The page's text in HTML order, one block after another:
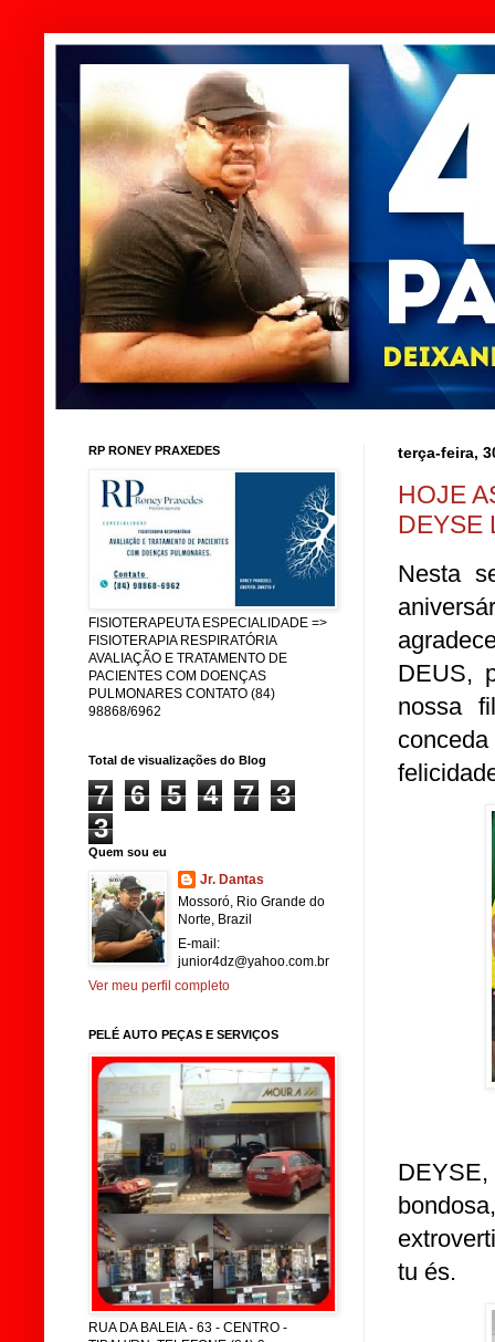
terça-feira,
HOJE
DEYSE
Nesta
DEUS,
nossa
tu és.
RP RONEY PRAXEDES
FISIOTERAPEUTA ESPECIALIDADE =>
FISIOTERAPIA RESPIRATÓRIA
AVALIAÇÃO E TRATAMENTO DE
PACIENTES COM DOENÇAS
PULMONARES CONTATO (84)
98868/6962
Total de visualizações do Blog
7 6 5 4 7
3
3
Quem sou eu
Jr. Dantas
Mossoró, Rio Grande do
Norte, Brazil
E-mail:
junior4dz@yahoo.com.br
Ver meu perfil completo
PELÉ AUTO PEÇAS E SERVIÇOS
RUA DA BALEIA - 63 - CENTRO -